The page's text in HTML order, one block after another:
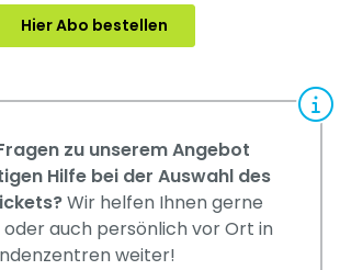
Hier Abo bestellen
zu unserem Angebot
Hilfe bei der Auswahl des
Wir helfen Ihnen gerne
auch persönlich vor Ort in
weiter!